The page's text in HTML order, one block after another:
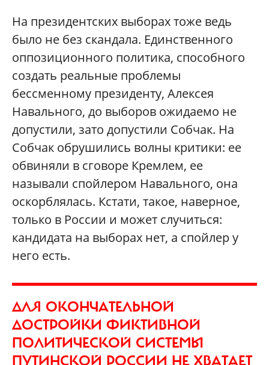
На президентских выборах тоже ведь
было не без скандала. Единственного
оппозиционного политика, способного
создать реальные проблемы
бессменному президенту, Алексея
Навального, до выборов ожидаемо не
допустили, зато допустили Собчак. На
Собчак обрушились волны критики: ее
обвиняли в сговоре Кремлем, ее
называли спойлером Навального, она
оскорблялась. Кстати, такое, наверное,
только в России и может случиться:
кандидата на выборах нет, а спойлер у
него есть.
ДЛЯ ОКОНЧАТЕЛЬНОЙ
ДОСТРОЙКИ ФИКТИВНОЙ
ПОЛИТИЧЕСКОЙ СИСТЕМЫ
ПУТИНСКОЙ РОССИИ НЕ ХВАТАЕТ